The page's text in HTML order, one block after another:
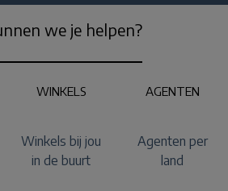
we je helpen?
WINKELS
Winkels bij jou
in de buurt
AGENTEN
Agenten per
land